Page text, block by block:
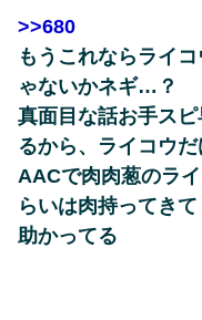
>>680
もうこれならライ
ゃないかネギ…？
真面目な話お手ス
るから、ライコウ
AACで肉肉葱のラ
らいは肉持ってき
助かってる